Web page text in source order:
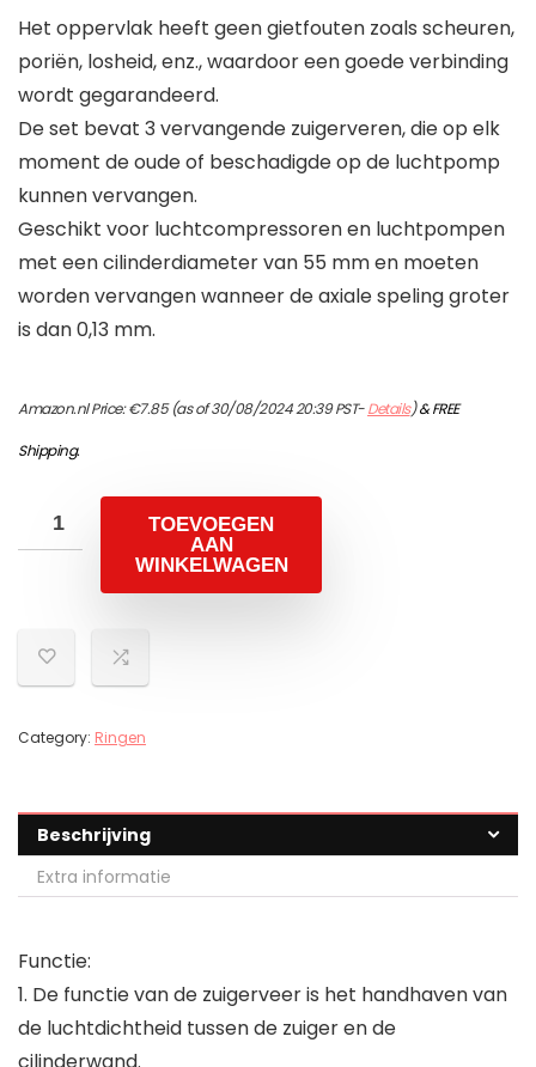
Het oppervlak heeft geen gietfouten zoals scheuren,
poriën, losheid, enz., waardoor een goede verbinding
wordt gegarandeerd.
De set bevat 3 vervangende zuigerveren, die op elk
moment de oude of beschadigde op de luchtpomp
kunnen vervangen.
Geschikt voor luchtcompressoren en luchtpompen
met een cilinderdiameter van 55 mm en moeten
worden vervangen wanneer de axiale speling groter
is dan 0,13 mm.
Amazon.nl Price:€7.85(as of 30/08/2024 20:39 PST-Details)&FREE
Shipping.
TOEVOEGEN
AAN
WINKELWAGEN
Category: Ringen
Beschrijving
Extra informatie
Functie:
1. De functie van de zuigerveer is het handhaven van
de luchtdichtheid tussen de zuiger en de